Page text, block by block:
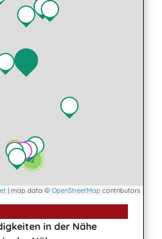
2
| map data © OpenStreetMap contributors
in der Nähe